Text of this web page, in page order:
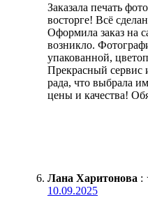
Заказала печать
восторге! Всё
Оформила заказ на
возникло.
упакованной,
Прекрасный сервис
рада, что выбрала
цены и качества!
Лана Харитонова :
10.09.2025